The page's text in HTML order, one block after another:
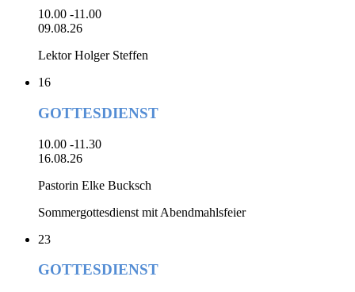
10.00 -11.00
09.08.26
Lektor Holger Steffen
16
GOTTESDIENST
10.00 -11.30
16.08.26
Pastorin Elke Bucksch
Sommergottesdienst mit Abendmahlsfeier
23
GOTTESDIENST